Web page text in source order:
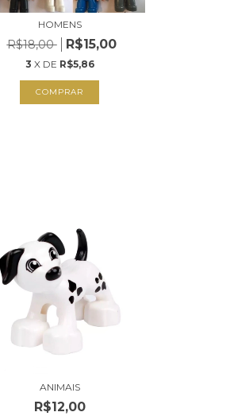
HOMENS
R$18,00 R$15,00
3 X DE R$5,86
COMPRAR
ANIMAIS
R$12,00